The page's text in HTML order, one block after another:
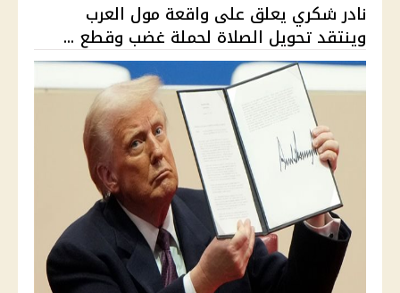
نادر شكري يعلق على واقعة مول العرب
وينتقد تحويل الصلاة لحملة غضب وقطع ...